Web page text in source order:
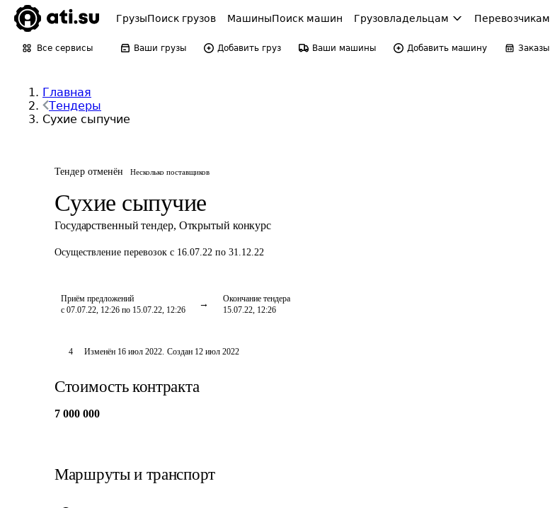
ГрузыПоиск грузов МашиныПоиск машин Грузовладельцам Перевозчикам
Все сервисы Ваши грузы Добавить груз Ваши машины Добавить машину Заказы
Главная
Тендеры
Сухие сыпучие
Тендер отменён Несколько поставщиков
Сухие сыпучие
Государственный тендер, Открытый конкурс
Осуществление перевозок с 16.07.22 по 31.12.22
Приём предложений
с 07.07.22, 12:26 по 15.07.22, 12:26
Окончание тендера
15.07.22, 12:26
4 Изменён 16 июл 2022. Создан 12 июл 2022
Стоимость контракта
7 000 000
Маршруты и транспорт